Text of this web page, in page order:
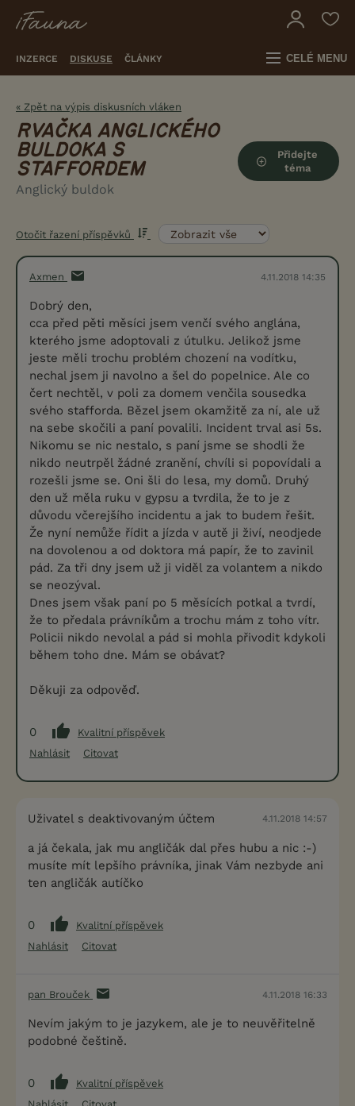
INZERCE DISKUSE ČLÁNKY CELÉ MENU
« Zpět na výpis diskusních vláken
RVAČKA ANGLICKÉHO
BULDOKA S
STAFFORDEM
Anglický buldok
Přidejte
téma
Otočit řazení příspěvků
Axmen 4.11.2018 14:35
Dobrý den,
cca před pěti měsíci jsem venčí svého anglána,
kterého jsme adoptovali z útulku. Jelikož jsme
jeste měli trochu problém chození na vodítku,
nechal jsem ji navolno a šel do popelnice. Ale co
čert nechtěl, v poli za domem venčila sousedka
svého stafforda. Bězel jsem okamžitě za ní, ale už
na sebe skočili a paní povalili. Incident trval asi 5s.
Nikomu se nic nestalo, s paní jsme se shodli že
nikdo neutrpěl žádné zranění, chvíli si popovídali a
rozešli jsme se. Oni šli do lesa, my domů. Druhý
den už měla ruku v gypsu a tvrdila, že to je z
důvodu včerejšího incidentu a jak to budem řešit.
Že nyní nemůže řídit a jízda v autě ji živí, neodjede
na dovolenou a od doktora má papír, že to zavinil
pád. Za tři dny jsem už ji viděl za volantem a nikdo
se neozýval.
Dnes jsem však paní po 5 měsících potkal a tvrdí,
že to předala právníkům a trochu mám z toho vítr.
Policii nikdo nevolal a pád si mohla přivodit kdykoli
během toho dne. Mám se obávat?
Děkuji za odpověď.
0
Kvalitní příspěvek
Nahlásit
Citovat
Uživatel s deaktivovaným účtem 4.11.2018 14:57
a já čekala, jak mu angličák dal přes hubu a nic :-)
musíte mít lepšího právníka, jinak Vám nezbyde ani
ten angličák autíčko
0
Kvalitní příspěvek
Nahlásit
Citovat
pan Brouček 4.11.2018 16:33
Nevím jakým to je jazykem, ale je to neuvěřitelně
podobné češtině.
0
Kvalitní příspěvek